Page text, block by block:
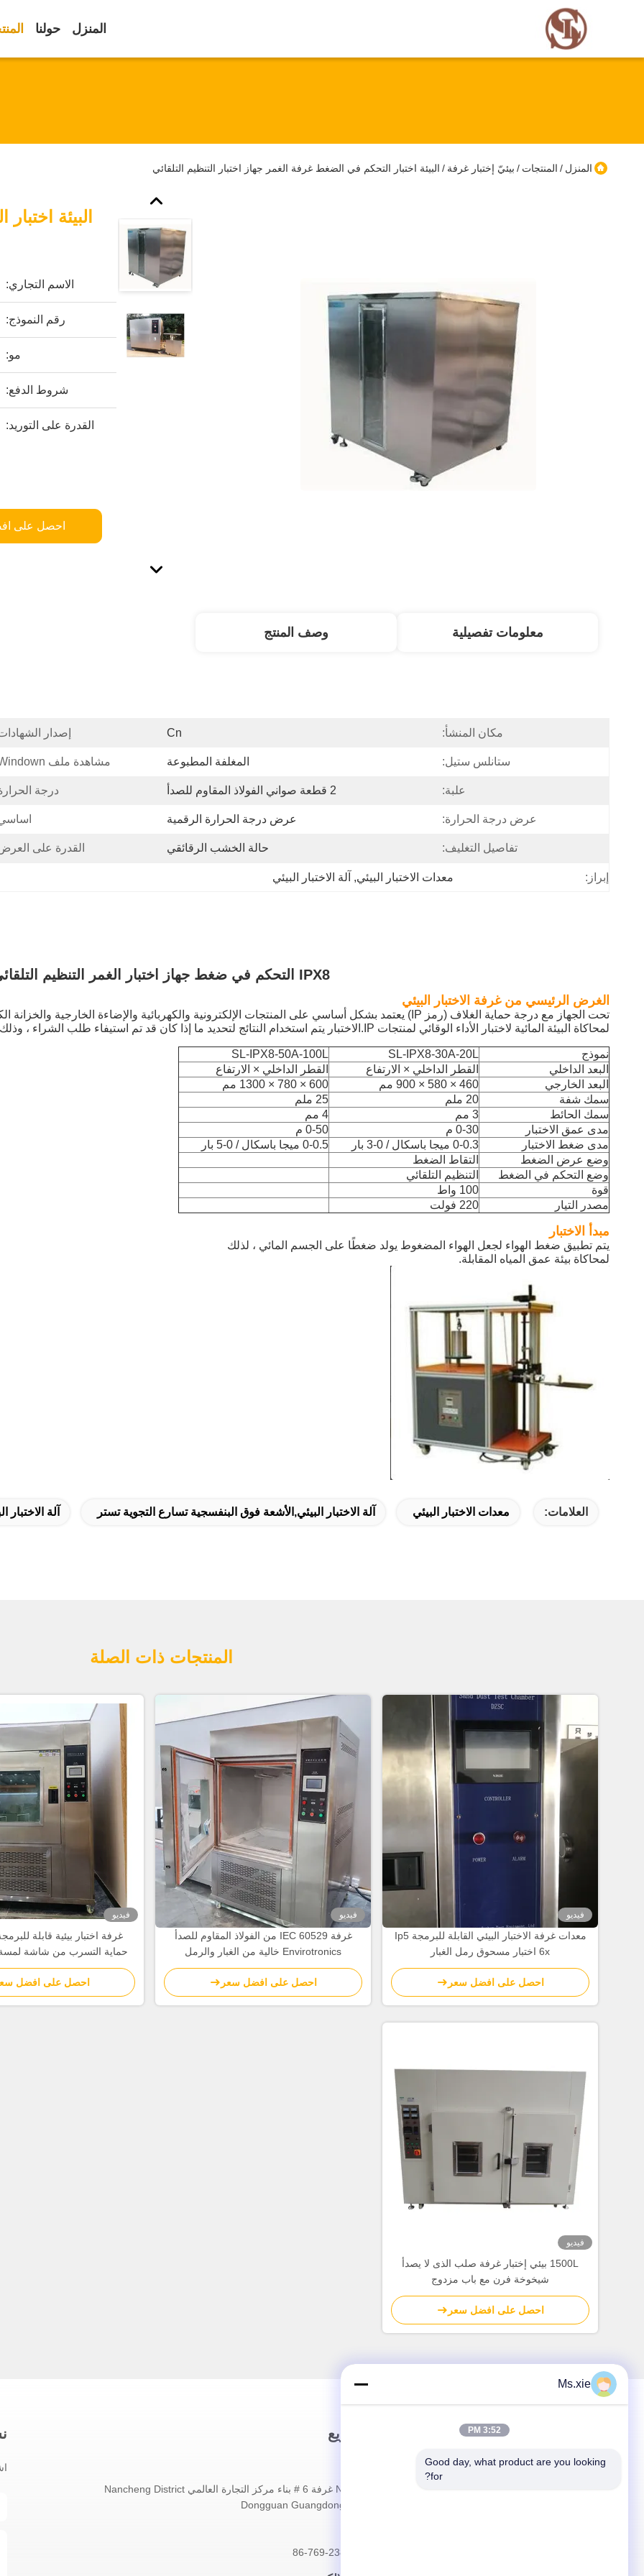
المنزل حولنا
المنزل / المنتجات / بيئيّ إختبار غرفة / البيئة اختبار التحكم في الضغط غرفة الغمر جهاز اختبار التنظيم التلقائي
البيئة
الاسم التجاري:
رقم النموذج:
مو:
شروط الدفع:
القدرة على التوريد:
احصل على
معلومات تفصيلية وصف المنتج
مكان المنشأ: Cn إصدار
ستانلس ستيل: المغلفة المطبوعة مشاهدة ملف Windown:
علبة: 2 قطعة صواني الفولاذ المقاوم للصدأ درجة
عرض درجة الحرارة: عرض درجة الحرارة الرقمية
تفاصيل التغليف: حالة الخشب الرقائقي القدرة على
إبراز: معدات الاختبار البيئي, آلة الاختبار البيئي
IPX8 التحكم في ضغط جهاز اختبار الغمر التنظيم التلقائي
الغرض الرئيسي من غرفة الاختبار البيئي
تحت الجهاز مع درجة حماية الغلاف (رمز IP) يعتمد بشكل أساسي على المنتجات الإلكترونية والكهربائية والإضاءة الخارجية والخزانة الكهربائية ومعدات الاتصالات ومعدات الغوص و
لمحاكاة البيئة المائية لاختبار الأداء الوقائي لمنتجات IP.الاختبار
يتم استخدام النتائج لتحديد ما إذا كان قد تم استيفاء طلب الشراء ،
نموذج SL-IPX8-30A-20L
SL-IPX8-50A-100L
البعد الداخلي
القطر الداخلي × الارتفاع
القطر الداخلي × الارتفاع
البعد الخارجي
460 × 580 × 900 مم
600 × 780 × 1300 مم
سمك شفة
20 ملم
25 ملم
سمك الحائط
3 مم
4 مم
مدى عمق الاختبار
0-30 م
0-50 م
مدى ضغط الاختبار
0-0.3 ميجا باسكال / 0-3 بار
0-0.5 ميجا باسكال / 0-5 بار
وضع عرض الضغط
التقاط الضغط
وضع التحكم في الضغط
التنظيم التلقائي
قوة
100 واط
مصدر التيار
220 فولت
مبدأ الاختبار
يتم تطبيق ضغط الهواء لجعل الهواء المضغوط يولد ضغطًا على الجسم المائي ، لذلك
لمحاكاة بيئة عمق المياه المقابلة.
العلامات: معدات الاختبار البيئي آلة الاختبار البيئي,الأشعة فوق البنفسجية تسارع التجوية تستر آلة الاختبار
المنتجات ذات الصلة
فيديو
معدات غرفة الاختبار البيئي القابلة للبرمجة Ip5
6x اختبار مسحوق رمل الغبار
احصل على افضل سعر
فيديو
غرفة IEC 60529 من الفولاذ المقاوم للصدأ
Envirotronics خالية من الغبار والرمل
والمسحوق
احصل على افضل سعر
فيديو
مسحوق التلك
احصل على افضل
فيديو
1500L بيئي إختبار غرفة صلب الذى لا يصدأ
شيخوخة فرن مع باب مزدوج
احصل على افضل سعر
المنزل
اتصال سريع
No.1802 غرفة 6 # بناء مركز التجارة العالمي Nancheng District
Dongguan Guangdong China
86-769-23830463
Ms.xie
3:52 PM
Good day, what product are you looking
for?